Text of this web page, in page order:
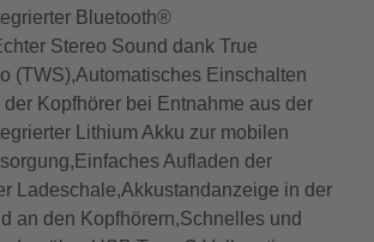
Bluetooth®
Stereo Sound dank True
(TWS),Automatisches Einschalten
Kopfhörer bei Entnahme aus der
Lithium Akku zur mobilen
Aufladen der
Ladeschale,Akkustandanzeige in der
an den Kopfhörern,Schnelles und